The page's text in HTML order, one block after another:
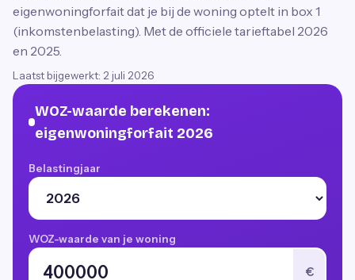
eigenwoningforfait dat je bij de woning optelt in box 1
(inkomstenbelasting). Met de officiele tarieftabel 2026
en 2025.
Laatst bijgewerkt: 2 juli 2026
WOZ-waarde berekenen:
eigenwoningforfait 2026
Belastingjaar
WOZ-waarde van je woning
€